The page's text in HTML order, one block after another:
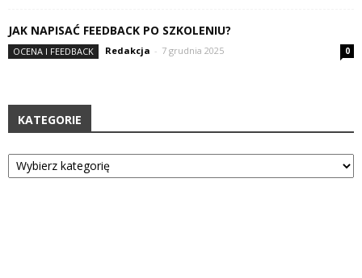
JAK NAPISAĆ FEEDBACK PO SZKOLENIU?
OCENA I FEEDBACK Redakcja - 7 grudnia 2025 0
KATEGORIE
Kategorie